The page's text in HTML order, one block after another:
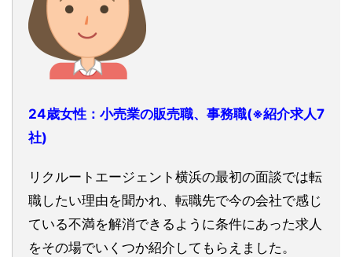
24歳女性：小売業の販売職、事務職(※紹介求人7
社)
リクルートエージェント横浜の最初の面談では転
職したい理由を聞かれ、転職先で今の会社で感じ
ている不満を解消できるように条件にあった求人
をその場でいくつか紹介してもらえました。